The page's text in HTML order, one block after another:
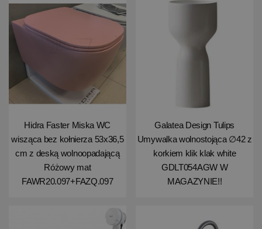
Hidra Faster Miska WC
wisząca bez kołnierza 53x36,5
cm z deską wolnoopadającą
Różowy mat
FAWR20.097+FAZQ.097
Galatea Design Tulips
Umywalka wolnostojąca ∅42 z
korkiem klik klak white
GDLT054AGW W
MAGAZYNIE!!